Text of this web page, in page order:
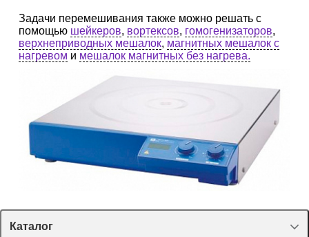
Задачи перемешивания также можно решать с
помощью шейкеров, вортексов, гомогенизаторов,
верхнеприводных мешалок, магнитных мешалок с
нагревом и мешалок магнитных без нагрева.
Каталог